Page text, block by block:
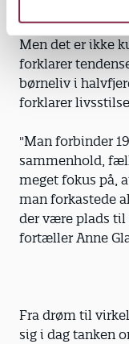
trenden,"
Men det er ikke
forklarer
børneliv i
forklarer
"Man forbinder
sammenhold,
meget fokus på,
man forkastede
der være plads til
fortæller Anne
Fra drøm til
sig i dag tanken